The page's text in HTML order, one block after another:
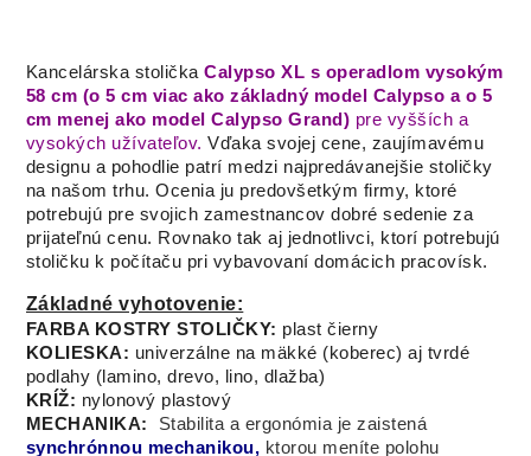
Kancelárska stoličkaCalypso XL s operadlom vysokým
58 cm (o 5 cm viac ako základný model Calypso a o 5
cm menej ako model Calypso Grand) pre vyšších a
vysokých užívateľov. Vďaka svojej cene, zaujímavému
designu a pohodlie patrí medzi najpredávanejšie stoličky
na našom trhu. Ocenia ju predovšetkým firmy, ktoré
potrebujú pre svojich zamestnancov dobré sedenie za
prijateľnú cenu. Rovnako tak aj jednotlivci, ktorí potrebujú
stoličku k počítaču pri vybavovaní domácich pracovísk.
Základné vyhotovenie:
FARBA KOSTRY STOLIČKY: plast čierny
KOLIESKA: univerzálne na mäkké (koberec) aj tvrdé
podlahy (lamino, drevo, lino, dlažba)
KRÍŽ: nylonový plastový
MECHANIKA:
Stabilita a ergonómia je zaistená
synchrónnou mechanikou, ktorou meníte polohu